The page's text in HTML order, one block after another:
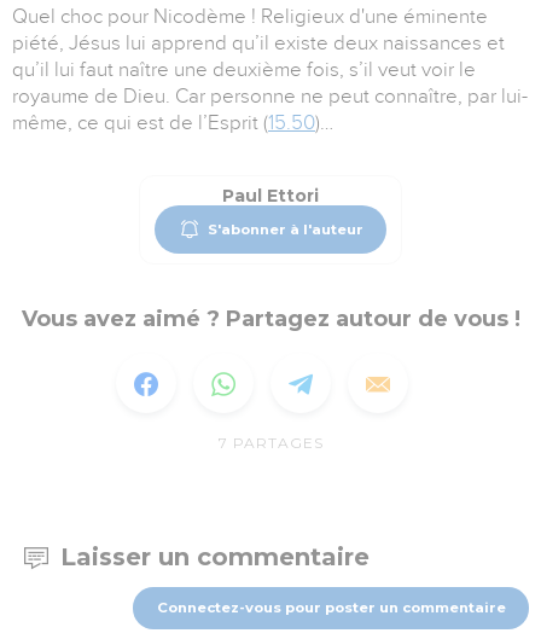
Quel choc pour Nicodème ! Religieux d'une éminente
piété, Jésus lui apprend qu’il existe deux naissances et
qu’il lui faut naître une deuxième fois, s’il veut voir le
royaume de Dieu. Car personne ne peut connaître, par lui-
même, ce qui est de l’Esprit (15.50)…
Paul Ettori
S'abonner à l'auteur
Vous avez aimé ? Partagez autour de vous !
7 PARTAGES
Laisser un commentaire
Connectez-vous pour poster un commentaire